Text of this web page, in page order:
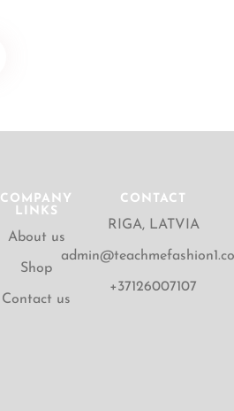
COMPANY
LINKS
About us
Shop
Contact us
CONTACT
RIGA, LATVIA
+37126007107